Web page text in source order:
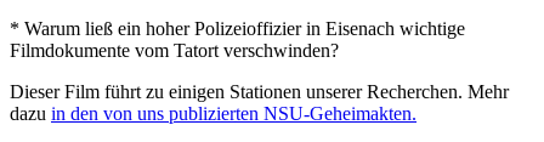
* Warum ließ ein hoher Polizeioffizier in Eisenach wichtige
Filmdokumente vom Tatort verschwinden?
Dieser Film führt zu einigen Stationen unserer Recherchen. Mehr
dazu in den von uns publizierten NSU-Geheimakten.